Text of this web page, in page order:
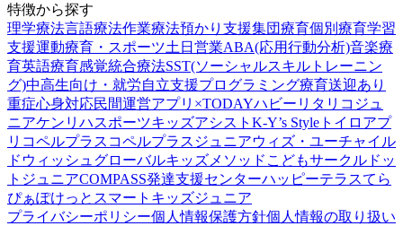
特徴から探す
理学療法言語療法作業療法預かり支援集団療育個別療育学習
支援運動療育・スポーツ土日営業ABA(応用行動分析)音楽療
育英語療育感覚統合療法SST(ソーシャルスキルトレーニン
グ)中高生向け・就労自立支援プログラミング療育送迎あり
重症心身対応民間運営アプリ×TODAYハビー リタリコジュ
ニアケンリハスポーツキッズアシスト K-Y’s Style トイロ アプ
リ コペルプラス コペルプラスジュニアウィズ・ユーチャイル
ドウィッシュ グローバルキッズメソッド こどもサークル ドッ
トジュニアCOMPASS発達支援センターハッピーテラスてら
ぴぁぽけっと スマートキッズジュニア
プライバシーポリシー個人情報保護方針個人情報の取り扱い